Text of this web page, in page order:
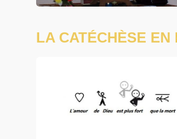
LA CATÉCHÈSE EN